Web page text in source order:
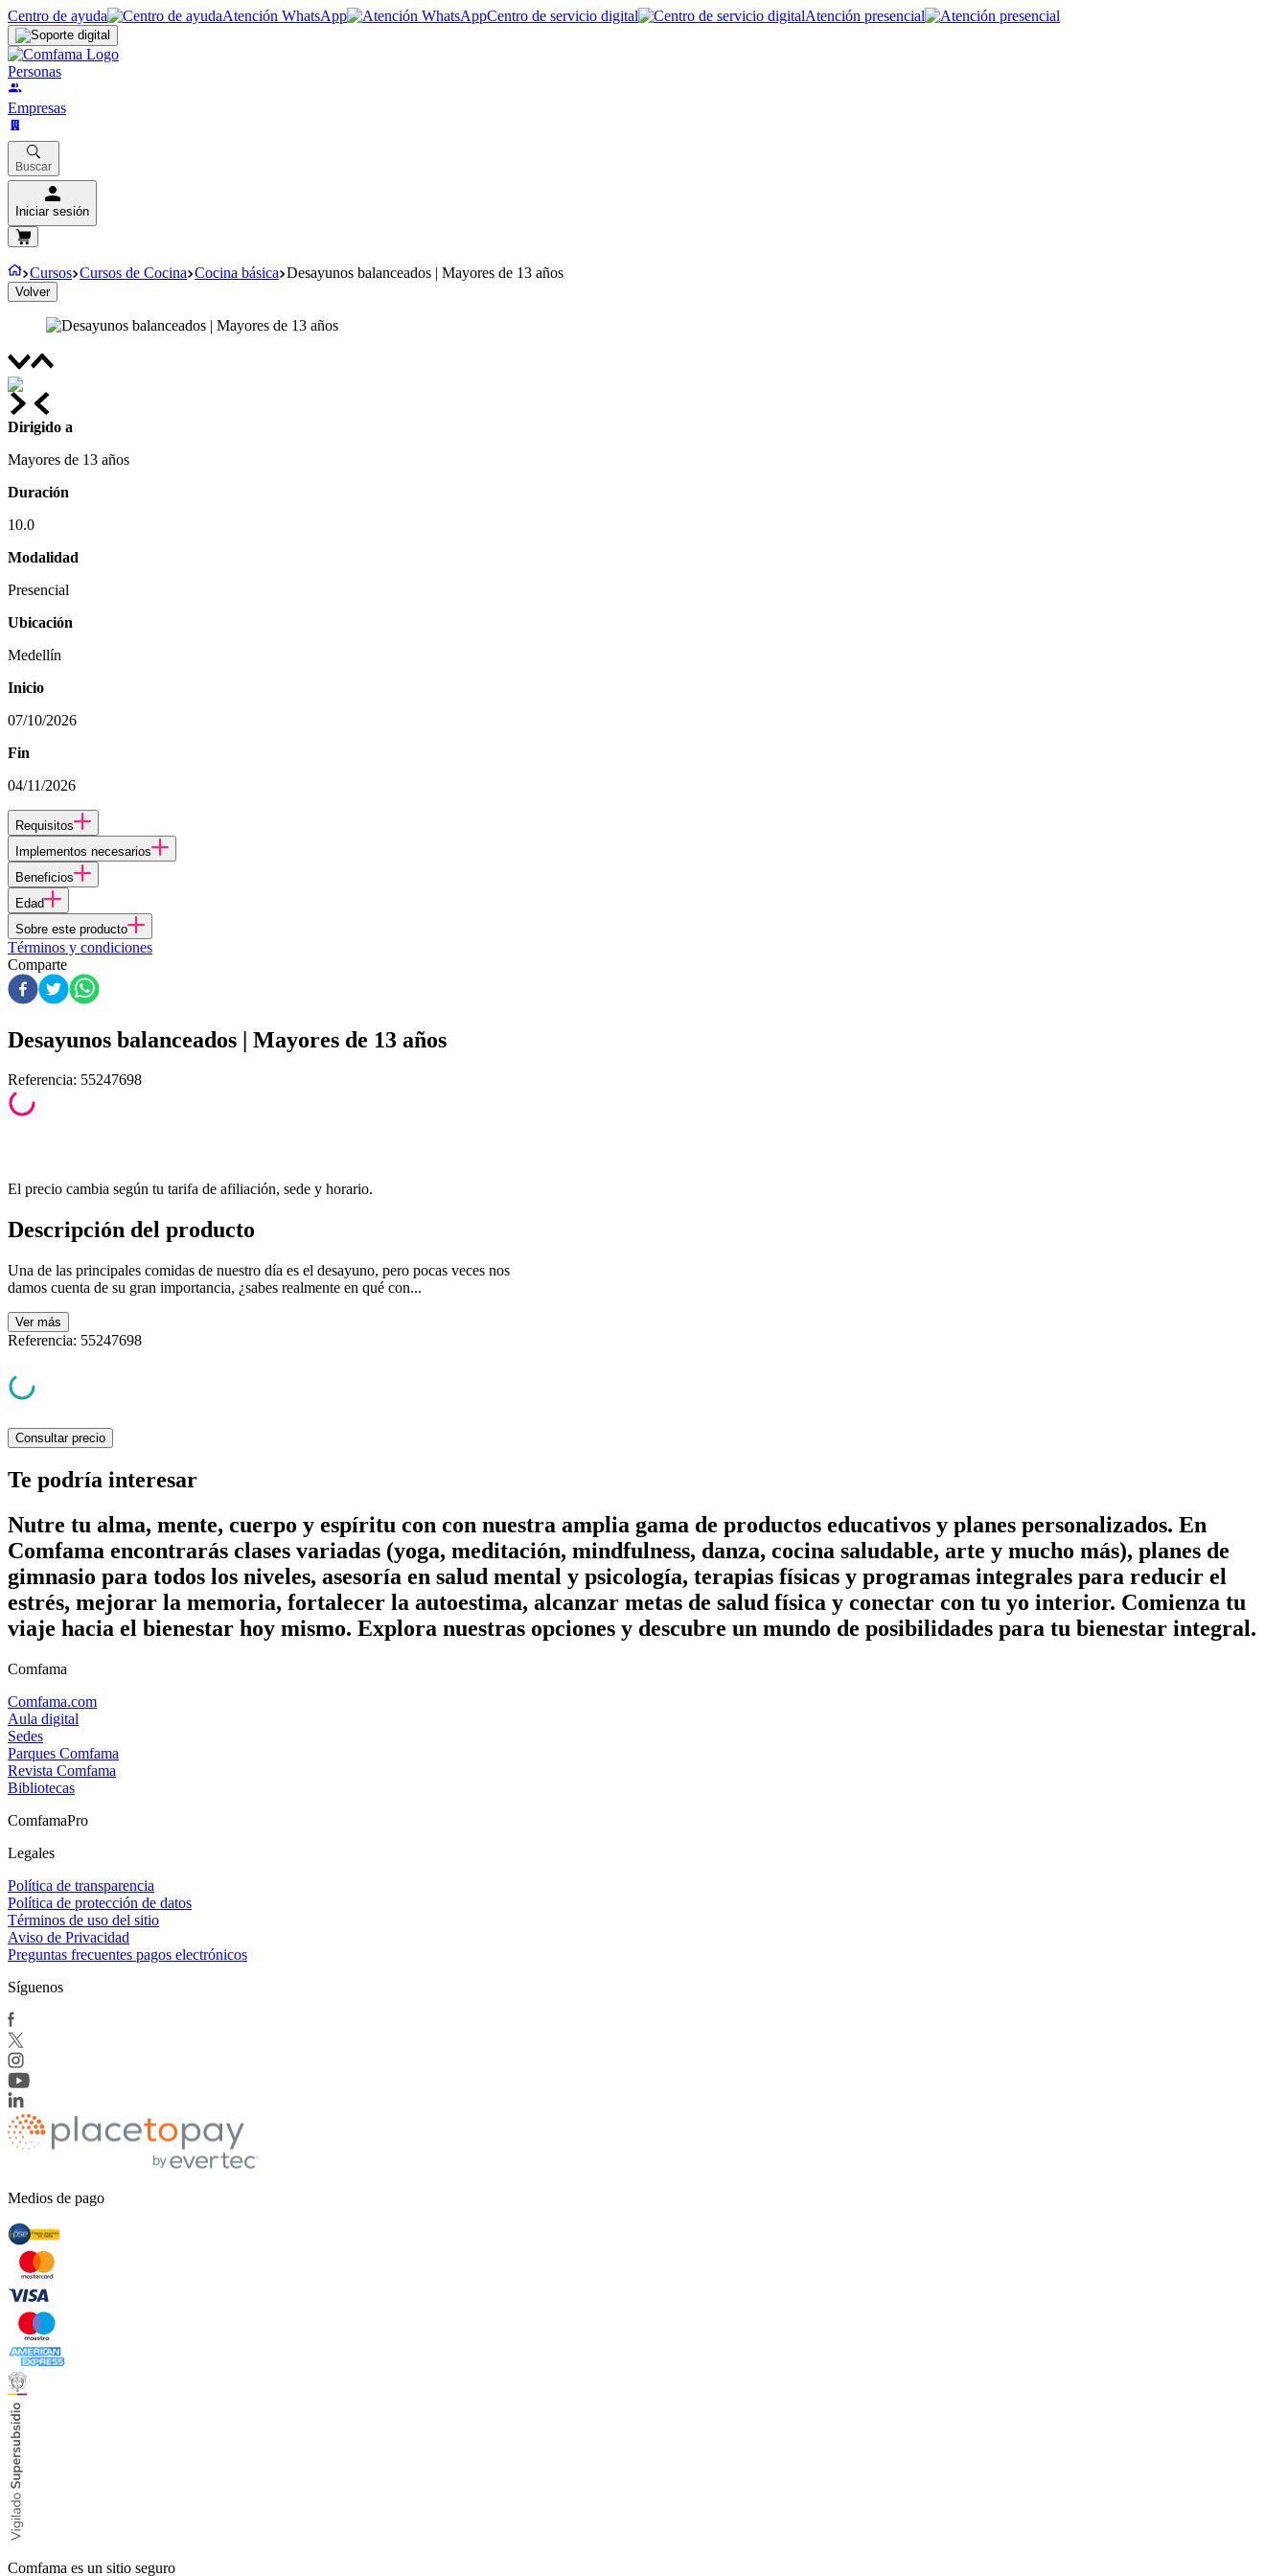
Centro de ayuda Atención WhatsApp Centro de servicio digital Atención presencial
Personas
Empresas
Buscar
Iniciar sesión
Cursos Cursos de Cocina Cocina básica Desayunos balanceados | Mayores de 13 años
Volver
Dirigido a
Mayores de 13 años
Duración
10.0
Modalidad
Presencial
Ubicación
Medellín
Inicio
07/10/2026
Fin
04/11/2026
Requisitos
Implementos necesarios
Beneficios
Edad
Sobre este producto
Términos y condiciones
Comparte
Desayunos balanceados | Mayores de 13 años
Referencia: 55247698
El precio cambia según tu tarifa de afiliación, sede y horario.
Descripción del producto
Una de las principales comidas de nuestro día es el desayuno, pero pocas veces nos
damos cuenta de su gran importancia, ¿sabes realmente en qué con...
Ver más
Referencia: 55247698
Consultar precio
Te podría interesar
Nutre tu alma, mente, cuerpo y espíritu con con nuestra amplia gama de productos educativos y planes personalizados. En
Comfama encontrarás clases variadas (yoga, meditación, mindfulness, danza, cocina saludable, arte y mucho más), planes de
gimnasio para todos los niveles, asesoría en salud mental y psicología, terapias físicas y programas integrales para reducir el
estrés, mejorar la memoria, fortalecer la autoestima, alcanzar metas de salud física y conectar con tu yo interior. Comienza tu
viaje hacia el bienestar hoy mismo. Explora nuestras opciones y descubre un mundo de posibilidades para tu bienestar integral.
Comfama
Comfama.com
Aula digital
Sedes
Parques Comfama
Revista Comfama
Bibliotecas
ComfamaPro
Legales
Política de transparencia
Política de protección de datos
Términos de uso del sitio
Aviso de Privacidad
Preguntas frecuentes pagos electrónicos
Síguenos
Medios de pago
Comfama es un sitio seguro